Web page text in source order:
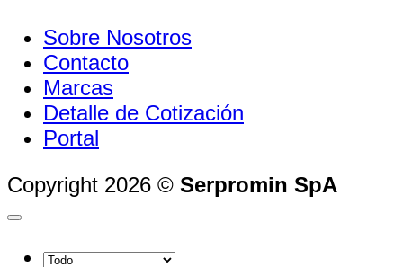
Sobre Nosotros
Contacto
Marcas
Detalle de Cotización
Portal
Copyright 2026 © Serpromin SpA